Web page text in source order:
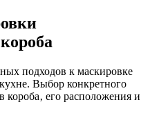
подходов к маскировке
Выбор конкретного
короба‚ его расположения и